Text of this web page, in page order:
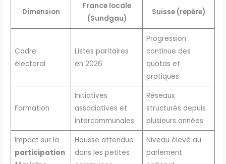
Dimension
France locale
(Sundgau)
Suisse (repère)
Cadre
électoral
Listes paritaires
en 2026
Progression
continue des
quotas et
pratiques
Formation
Initiatives
associatives et
intercommunales
Réseaux
structurés depuis
plusieurs années
Impact sur la
participation
Hausse attendue
dans les petites
Niveau élevé au
parlement